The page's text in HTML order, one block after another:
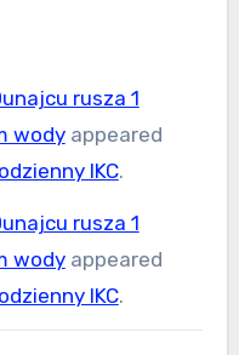
rusza 1
wodyappeared
IKC.
rusza 1
wodyappeared
IKC.